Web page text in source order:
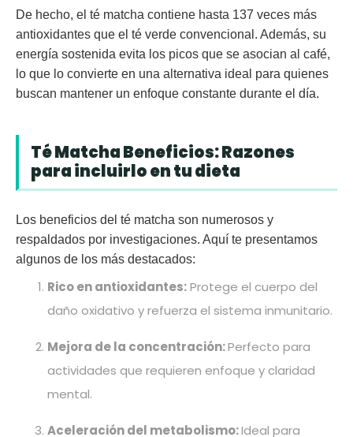
De hecho, el té matcha contiene hasta 137 veces más
antioxidantes que el té verde convencional. Además, su
energía sostenida evita los picos que se asocian al café,
lo que lo convierte en una alternativa ideal para quienes
buscan mantener un enfoque constante durante el día.
Té Matcha Beneficios: Razones
para incluirlo en tu dieta
Los beneficios del té matcha son numerosos y
respaldados por investigaciones. Aquí te presentamos
algunos de los más destacados:
Rico en antioxidantes:Protege el cuerpo del
daño oxidativo y refuerza el sistema inmunitario.
Mejora de la concentración:Perfecto para
actividades que requieren enfoque y claridad
mental.
Aceleración del metabolismo:Ideal para